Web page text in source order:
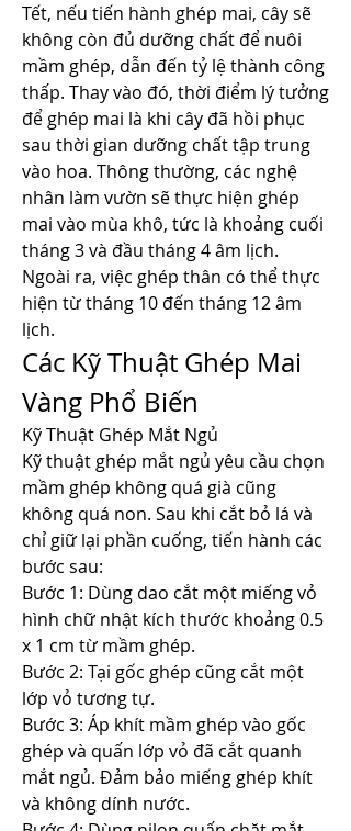
Tết, nếu tiến hành ghép mai, cây sẽ
không còn đủ dưỡng chất để nuôi
mầm ghép, dẫn đến tỷ lệ thành công
thấp. Thay vào đó, thời điểm lý tưởng
để ghép mai là khi cây đã hồi phục
sau thời gian dưỡng chất tập trung
vào hoa. Thông thường, các nghệ
nhân làm vườn sẽ thực hiện ghép
mai vào mùa khô, tức là khoảng cuối
tháng 3 và đầu tháng 4 âm lịch.
Ngoài ra, việc ghép thân có thể thực
hiện từ tháng 10 đến tháng 12 âm
lịch.
Các Kỹ Thuật Ghép Mai
Vàng Phổ Biến
Kỹ Thuật Ghép Mắt Ngủ
Kỹ thuật ghép mắt ngủ yêu cầu chọn
mầm ghép không quá già cũng
không quá non. Sau khi cắt bỏ lá và
chỉ giữ lại phần cuống, tiến hành các
bước sau:
Bước 1: Dùng dao cắt một miếng vỏ
hình chữ nhật kích thước khoảng 0.5
x 1 cm từ mầm ghép.
Bước 2: Tại gốc ghép cũng cắt một
lớp vỏ tương tự.
Bước 3: Áp khít mầm ghép vào gốc
ghép và quấn lớp vỏ đã cắt quanh
mắt ngủ. Đảm bảo miếng ghép khít
và không dính nước.